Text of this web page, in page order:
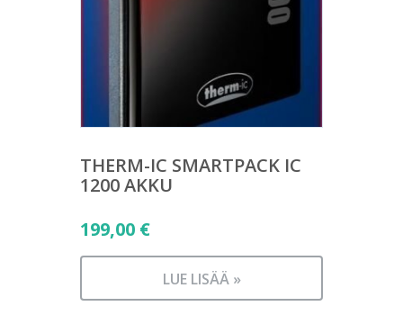
THERM-IC SMARTPACK IC
1200 AKKU
199,00 €
LUE LISÄÄ »